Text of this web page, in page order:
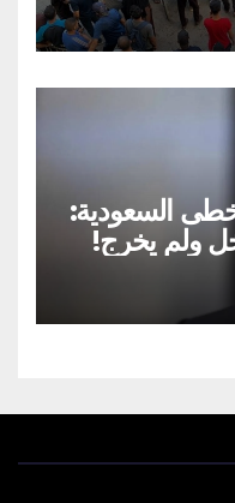
السعودية:
ولم يخرج!